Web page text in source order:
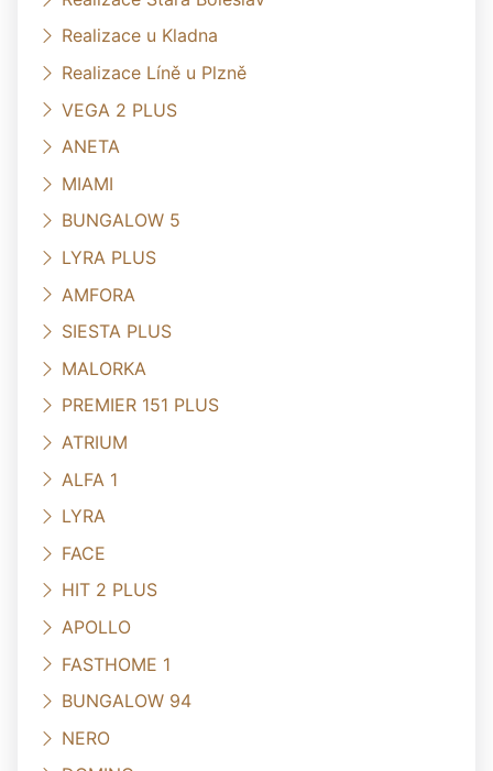
Realizace u Kladna
Realizace Líně u Plzně
VEGA 2 PLUS
ANETA
MIAMI
BUNGALOW 5
LYRA PLUS
AMFORA
SIESTA PLUS
MALORKA
PREMIER 151 PLUS
ATRIUM
ALFA 1
LYRA
FACE
HIT 2 PLUS
APOLLO
FASTHOME 1
BUNGALOW 94
NERO